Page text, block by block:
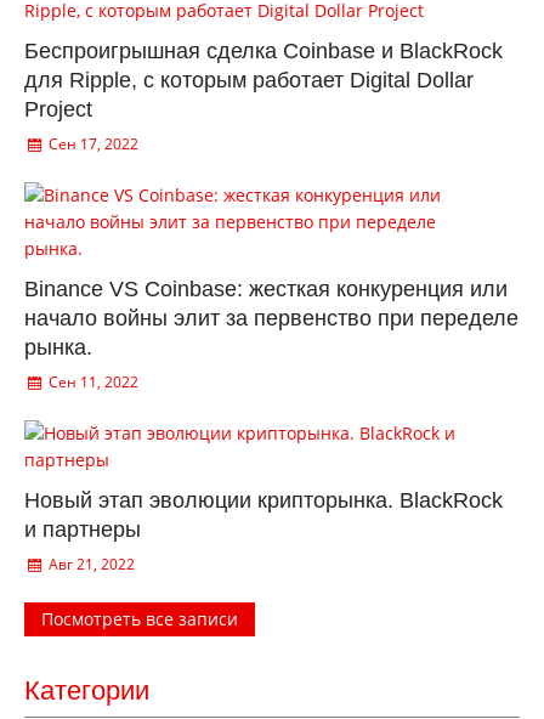
Беспроигрышная сделка Coinbase и BlackRock
для Ripple, с которым работает Digital Dollar
Project
Сен 17, 2022
Binance VS Coinbase: жесткая конкуренция или
начало войны элит за первенство при переделе
рынка.
Сен 11, 2022
Новый этап эволюции крипторынка. BlackRock
и партнеры
Авг 21, 2022
Посмотреть все записи
Категории